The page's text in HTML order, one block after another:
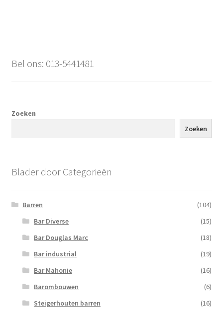
Bel ons: 013-5441481
Zoeken
Zoeken
Blader door Categorieën
Barren
(104)
Bar Diverse
(15)
Bar Douglas Marc
(18)
Bar industrial
(19)
Bar Mahonie
(16)
Barombouwen
(6)
Steigerhouten barren
(16)